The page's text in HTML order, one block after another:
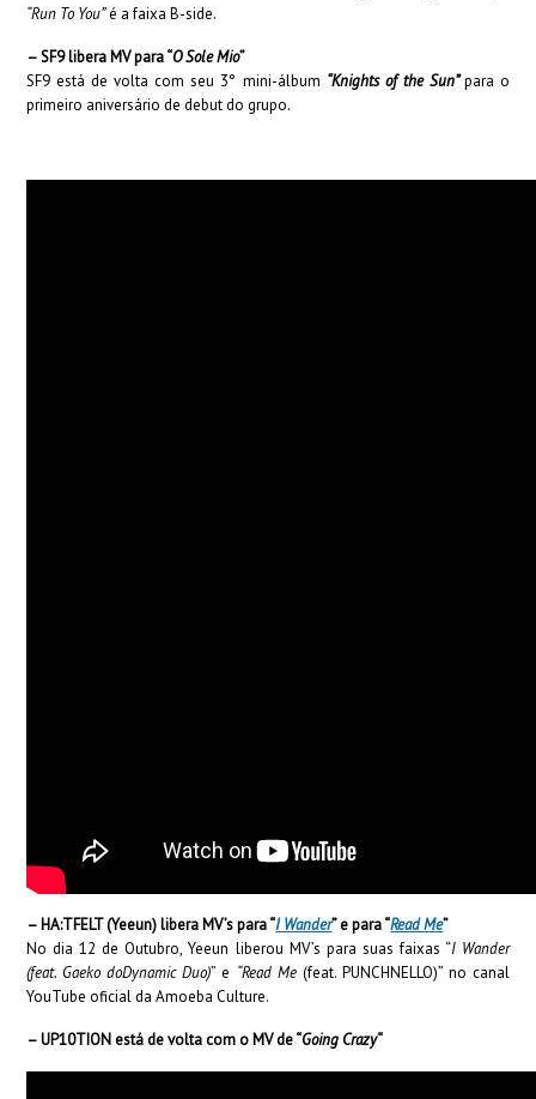
“Run To You”é a faixa B-side.
– SF9 libera MV para “O Sole Mio”
SF9 está de volta com seu 3° mini-álbum “Knights of the Sun”para o
primeiro aniversário de debut do grupo.
– HA:TFELT (Yeeun) libera MV’s para “I Wander” e para “Read Me”
No dia 12 de Outubro, Yeeun liberou MV’s para suas faixas “I Wander
(feat. Gaeko doDynamic Duo)” e “Read Me (feat. PUNCHNELLO)” no canal
YouTube oficial da Amoeba Culture.
– UP10TION está de volta com o MV de “Going Crazy“